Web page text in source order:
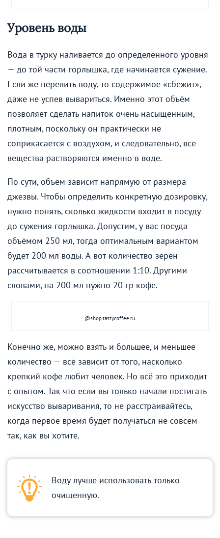
Уровень воды
Вода в турку наливается до определённого уровня
— до той части горлышка, где начинается сужение.
Если же перелить воду, то содержимое «сбежит»,
даже не успев вывариться. Именно этот объём
позволяет сделать напиток очень насыщенным,
плотным, поскольку он практически не
соприкасается с воздухом, и следовательно, все
вещества растворяются именно в воде.
По сути, объём зависит напрямую от размера
джезвы. Чтобы определить конкретную дозировку,
нужно понять, сколько жидкости входит в посуду
до сужения горлышка. Допустим, у вас посуда
объёмом 250 мл, тогда оптимальным вариантом
будет 200 мл воды. А вот количество зёрен
рассчитывается в соотношении 1:10. Другими
словами, на 200 мл нужно 20 гр кофе.
@shop.tastycoffee.ru
Конечно же, можно взять и большее, и меньшее
количество — всё зависит от того, насколько
крепкий кофе любит человек. Но всё это приходит
с опытом. Так что если вы только начали постигать
искусство вываривания, то не расстраивайтесь,
когда первое время будет получаться не совсем
так, как вы хотите.
Воду лучше использовать только
очищенную.